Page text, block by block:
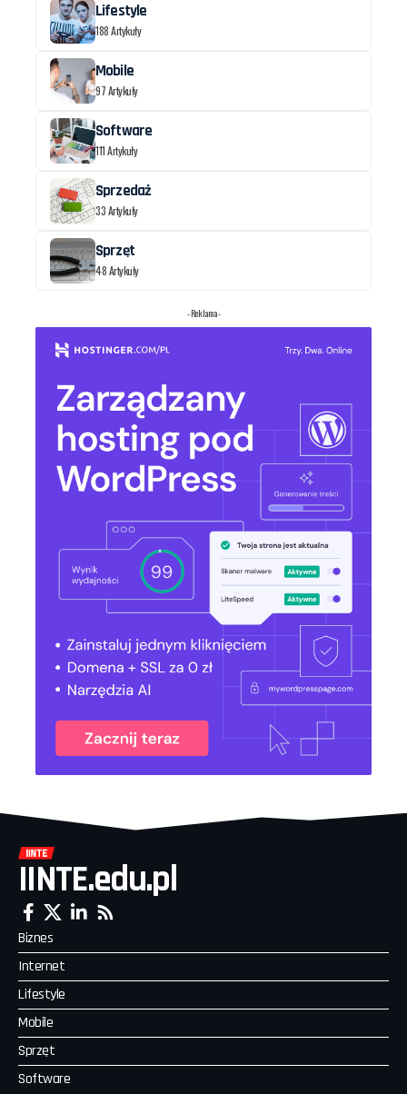
Lifestyle
188 Artykuły
Mobile
97 Artykuły
Software
111 Artykuły
Sprzedaż
33 Artykuły
Sprzęt
48 Artykuły
- Reklama -
IINTE.edu.pl
Biznes
Internet
Lifestyle
Mobile
Sprzęt
Software